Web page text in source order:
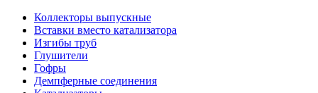
Коллекторы выпускные
Вставки вместо катализатора
Изгибы труб
Глушители
Гофры
Демпферные соединения